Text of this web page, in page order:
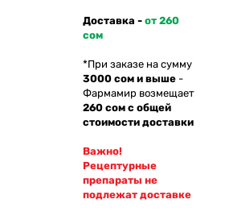
Доставка - от 260
сом
*При заказе на сумму
3000 сом и выше -
Фармамир возмещает
260 сом с общей
стоимости доставки
Важно!
Рецептурные
препараты не
подлежат доставке